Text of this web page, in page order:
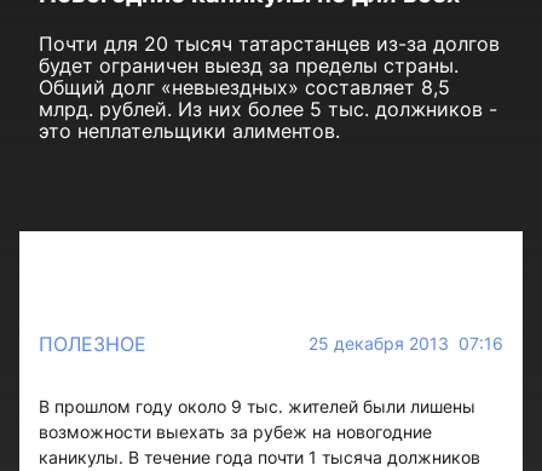
Почти для 20 тысяч татарстанцев из-за долгов
будет ограничен выезд за пределы страны.
Общий долг «невыездных» составляет 8,5
млрд. рублей. Из них более 5 тыс. должников -
это неплательщики алиментов.
ПОЛЕЗНОЕ 25 декабря 2013 07:16
В прошлом году около 9 тыс. жителей были лишены
возможности выехать за рубеж на новогодние
каникулы. В течение года почти 1 тысяча должников